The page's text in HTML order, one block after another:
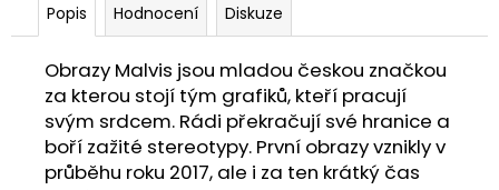
Popis Hodnocení Diskuze
Obrazy Malvis jsou mladou českou značkou
za kterou stojí tým grafiků, kteří pracují
svým srdcem. Rádi překračují své hranice a
boří zažité stereotypy. První obrazy vznikly v
průběhu roku 2017, ale i za ten krátký čas